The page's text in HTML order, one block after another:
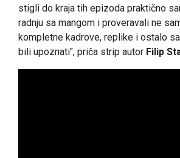
stigli do kraja tih epizoda praktično
radnju sa mangom i proveravali ne
kompletne kadrove, replike i ostalo
bili upoznati", priča strip autor Filip